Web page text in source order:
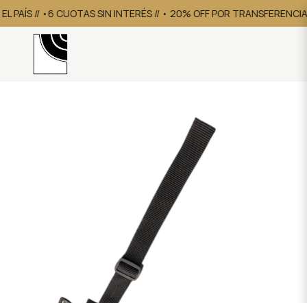
// •6 CUOTAS SIN INTERÉS // • 20% OFF POR TRANSFERENCIA